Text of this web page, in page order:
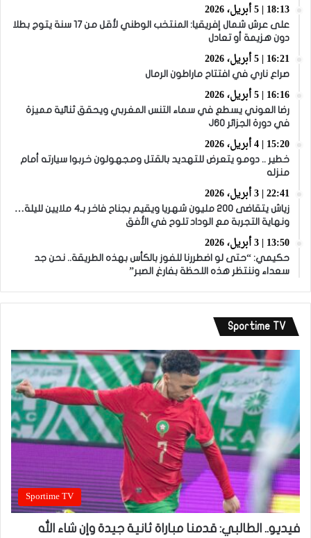
18:13 | 5 أبريل، 2026
على عرش شمال إفريقيا: المنتخب الوطني لأقل من 17 سنة يتوج بطلا
دون هزيمة أو تعادل
16:21 | 5 أبريل، 2026
صراع ناري في افتتاح ماراطون الرمال
16:16 | 5 أبريل، 2026
رضا العوني يسطع في سماء التنس المغربي ويحقق ثنائية مميزة
في دورة الجزائر J60
15:20 | 4 أبريل، 2026
خطير .. دومو يتعرض للتهديد بالقتل ومجهولون خربوا سيارته أمام
منزله
22:41 | 3 أبريل، 2026
زياش يتقاضى 200 مليون شهريا ويقيم بجناح فاخر بـ4 ملايين لليلة…
ونهاية التجربة مع الوداد تلوح في الأفق
13:50 | 3 أبريل، 2026
حكيمي: “حتى لو اضطررنا للفوز بالكأس بهذه الطريقة.. نحن جد
سعداء وننتظر هذه اللحظة بفارغ الصبر”
Sportime TV
Sportime TV
فيديو.. الطالبي: قدمنا مباراة ثانية جيدة وإن شاء الله